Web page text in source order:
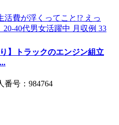
】トラックのエンジン組立
号：984764